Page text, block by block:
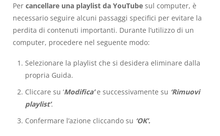
Per cancellare una playlist da YouTube sul computer, è
necessario seguire alcuni passaggi specifici per evitare la
perdita di contenuti importanti. Durante l’utilizzo di un
computer, procedere nel seguente modo:
Selezionare la playlist che si desidera eliminare dalla
propria Guida.
Cliccare su ‘Modifica’e successivamente su ‘Rimuovi
playlist’.
Confermare l’azione cliccando su ‘OK’.